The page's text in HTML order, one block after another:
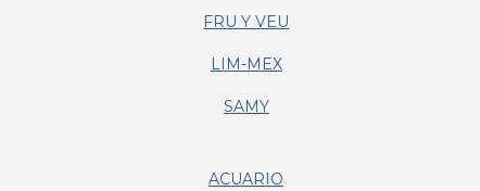
FRU Y VEU
LIM-MEX
SAMY
ACUARIO